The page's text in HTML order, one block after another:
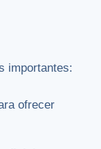
importantes:
ofrecer